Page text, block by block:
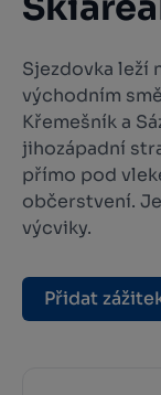
Sjezdovka leží
východním
Křemešník a
jihozápadní
přímo pod
občerstvení.
výcviky.
Přidat